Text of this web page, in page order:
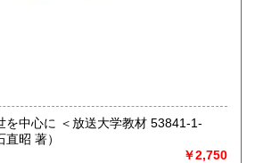
丁寧梱包 / 公費歓迎 】
を中心に ＜放送大学教材 53841-1-
版 （平石直昭 著）
￥2,750